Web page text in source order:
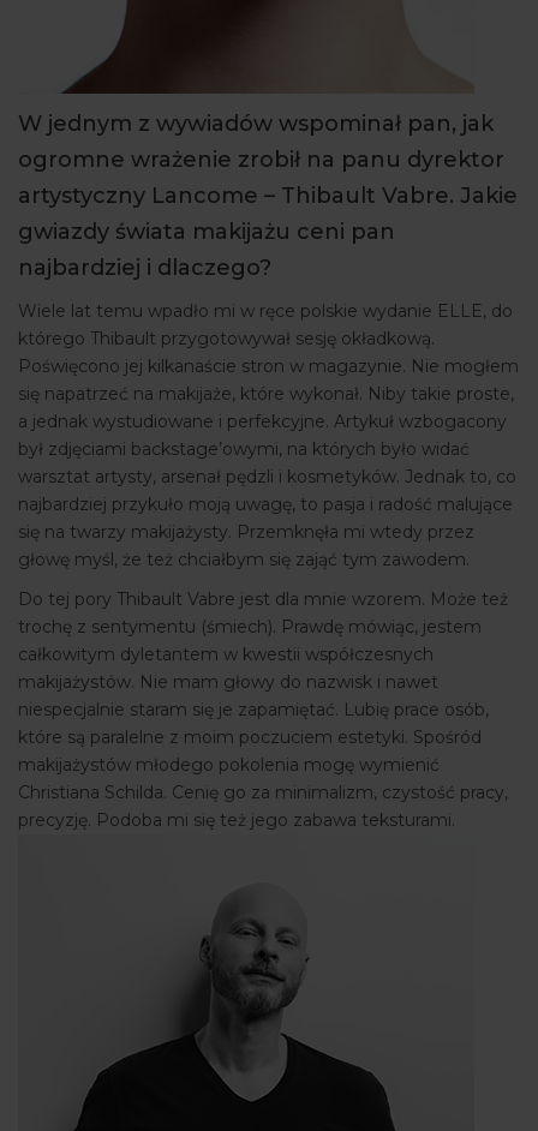
W jednym z wywiadów wspominał pan, jak
ogromne wrażenie zrobił na panu dyrektor
artystyczny Lancome – Thibault Vabre. Jakie
gwiazdy świata makijażu ceni pan
najbardziej i dlaczego?
Wiele lat temu wpadło mi w ręce polskie wydanie ELLE, do
którego Thibault przygotowywał sesję okładkową.
Poświęcono jej kilkanaście stron w magazynie. Nie mogłem
się napatrzeć na makijaże, które wykonał. Niby takie proste,
a jednak wystudiowane i perfekcyjne. Artykuł wzbogacony
był zdjęciami backstage’owymi, na których było widać
warsztat artysty, arsenał pędzli i kosmetyków. Jednak to, co
najbardziej przykuło moją uwagę, to pasja i radość malujące
się na twarzy makijażysty. Przemknęła mi wtedy przez
głowę myśl, że też chciałbym się zająć tym zawodem.
Do tej pory Thibault Vabre jest dla mnie wzorem. Może też
trochę z sentymentu (śmiech). Prawdę mówiąc, jestem
całkowitym dyletantem w kwestii współczesnych
makijażystów. Nie mam głowy do nazwisk i nawet
niespecjalnie staram się je zapamiętać. Lubię prace osób,
które są paralelne z moim poczuciem estetyki. Spośród
makijażystów młodego pokolenia mogę wymienić
Christiana Schilda. Cenię go za minimalizm, czystość pracy,
precyzję. Podoba mi się też jego zabawa teksturami.